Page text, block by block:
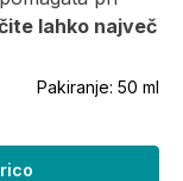
lahko največ
Pakiranje: 50 ml